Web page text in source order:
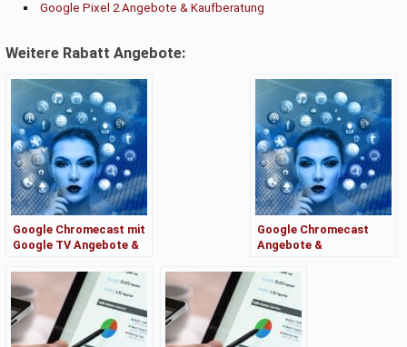
Google Pixel 2 Angebote & Kaufberatung
Weitere Rabatt Angebote:
Google Chromecast mit
Google TV Angebote &
Google Chromecast
Angebote &